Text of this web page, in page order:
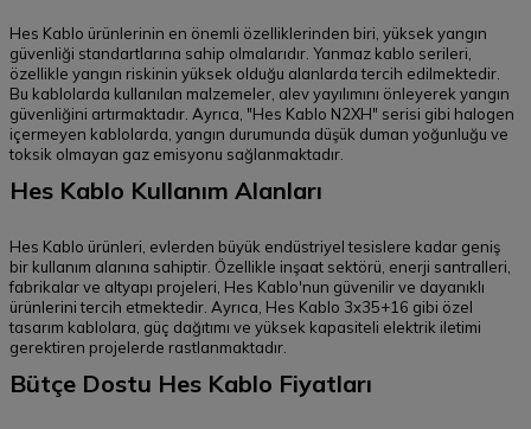
Hes Kablo ürünlerinin en önemli özelliklerinden biri, yüksek yangın
güvenliği standartlarına sahip olmalarıdır. Yanmaz kablo serileri,
özellikle yangın riskinin yüksek olduğu alanlarda tercih edilmektedir.
Bu kablolarda kullanılan malzemeler, alev yayılımını önleyerek yangın
güvenliğini artırmaktadır. Ayrıca, "Hes Kablo N2XH" serisi gibi halogen
içermeyen kablolarda, yangın durumunda düşük duman yoğunluğu ve
toksik olmayan gaz emisyonu sağlanmaktadır.
Hes Kablo Kullanım Alanları
Hes Kablo ürünleri, evlerden büyük endüstriyel tesislere kadar geniş
bir kullanım alanına sahiptir. Özellikle inşaat sektörü, enerji santralleri,
fabrikalar ve altyapı projeleri, Hes Kablo'nun güvenilir ve dayanıklı
ürünlerini tercih etmektedir. Ayrıca, Hes Kablo 3x35+16 gibi özel
tasarım kablolara, güç dağıtımı ve yüksek kapasiteli elektrik iletimi
gerektiren projelerde rastlanmaktadır.
Bütçe Dostu Hes Kablo Fiyatları